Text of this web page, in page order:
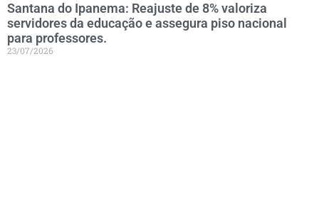
Santana do Ipanema: Reajuste de 8% valoriza
servidores da educação e assegura piso nacional
para professores.
23/07/2026